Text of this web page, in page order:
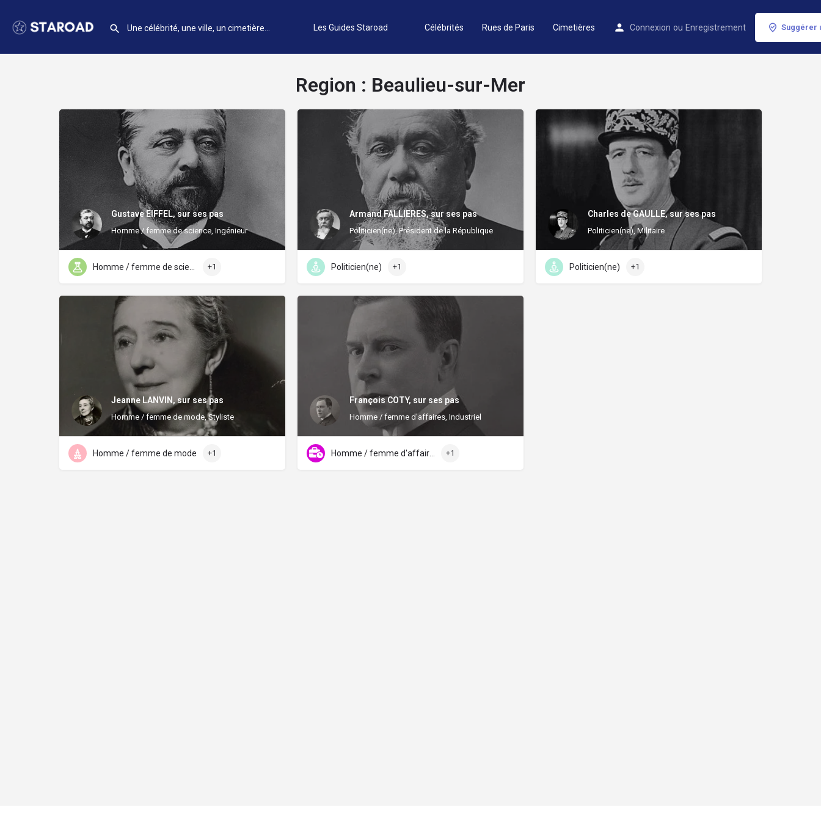
Les Guides Staroad Célébrités Rues de Paris Cimetières Connexion ou Enregistrement Suggérer
Region : Beaulieu-sur-Mer
Gustave EIFFEL, sur ses pas
Homme / femme de science, Ingénieur
+1
Armand FALLIERES, sur ses pas
Politicien(ne), Président de la République
Politicien(ne) +1
Charles de GAULLE, sur ses pas
Politicien(ne), Militaire
Politicien(ne) +1
Jeanne LANVIN, sur ses pas
Homme / femme de mode, Styliste
Homme / femme de mode +1
François COTY, sur ses pas
Homme / femme d'affaires, Industriel
+1